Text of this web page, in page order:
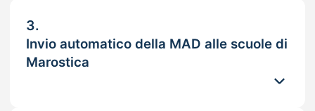
3.
Invio automatico della MAD alle scuole di
Marostica